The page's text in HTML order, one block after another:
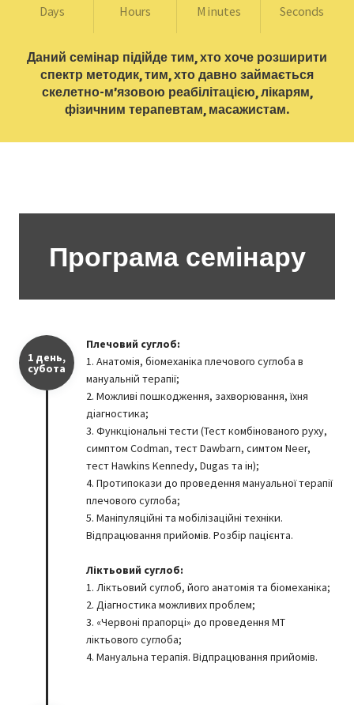
Days Hours Minutes Seconds
Даний семінар підійде тим, хто хоче розширити
спектр методик, тим, хто давно займається
скелетно-м’язовою реабілітацією, лікарям,
фізичним терапевтам, масажистам.
Програма семінару
1 день,
субота
Плечовий суглоб:
1. Анатомія, біомеханіка плечового суглоба в
мануальній терапії;
2. Можливі пошкодження, захворювання, їхня
діагностика;
3. Функціональні тести (Тест комбінованого руху,
симптом Codman, тест Dawbarn, симтом Neer,
тест Hawkins Kennedy, Dugas та ін);
4. Протипокази до проведення мануальної терапії
плечового суглоба;
5. Маніпуляційні та мобілізаційні техніки.
Відпрацювання прийомів. Розбір пацієнта.
Ліктьовий суглоб:
1. Ліктьовий суглоб, його анатомія та біомеханіка;
2. Діагностика можливих проблем;
3. «Червоні прапорці» до проведення МТ
ліктьового суглоба;
4. Мануальна терапія. Відпрацювання прийомів.